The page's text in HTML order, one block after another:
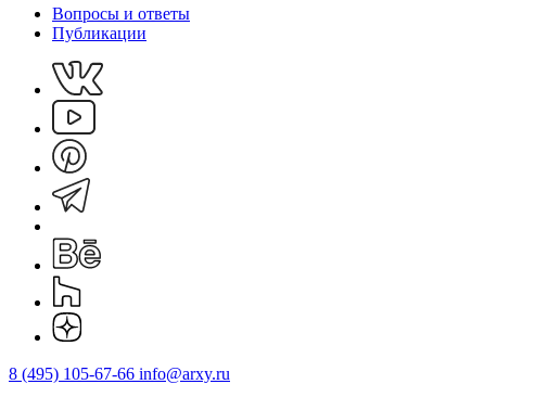
Вопросы и ответы
Публикации
8 (495) 105-67-66 info@arxy.ru